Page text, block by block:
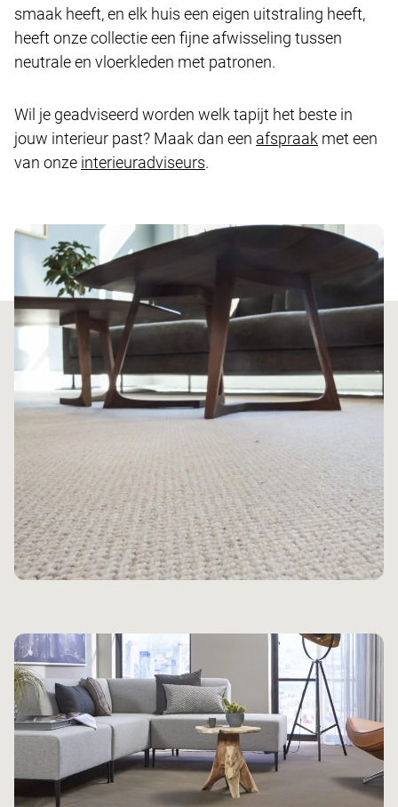
smaak heeft, en elk huis een eigen uitstraling heeft,
heeft onze collectie een fijne afwisseling tussen
neutrale en vloerkleden met patronen.
Wil je geadviseerd worden welk tapijt het beste in
jouw interieur past? Maak dan een afspraak met een
van onze interieuradviseurs.